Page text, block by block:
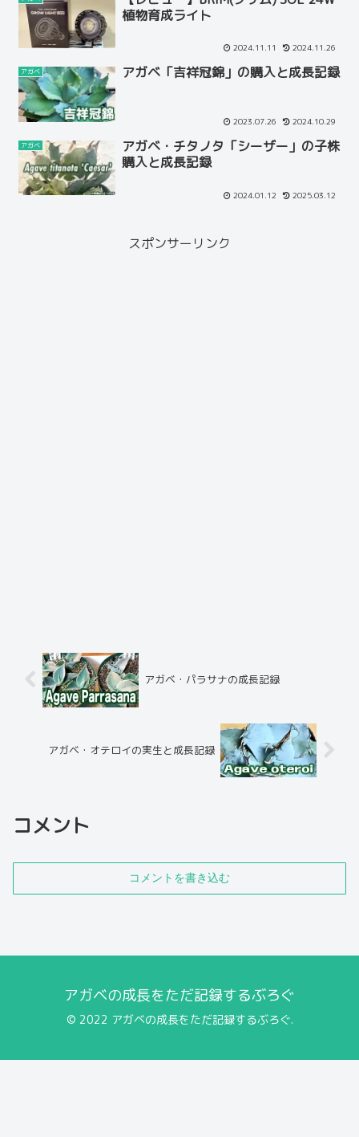
植物育成ライト
2024.11.11 2024.11.26
アガベ アガベ「吉祥冠錦」の購入と成長記録
2023.07.26 2024.10.29
アガベ
アガベ・チタノタ「シーザー」の子株
購入と成長記録
2024.01.12 2025.03.12
スポンサーリンク
アガベ・パラサナの成長記録
アガベ・オテロイの実生と成長記録
コメント
コメントを書き込む
アガベの成長をただ記録するぶろぐ
© 2022 アガベの成長をただ記録するぶろぐ.